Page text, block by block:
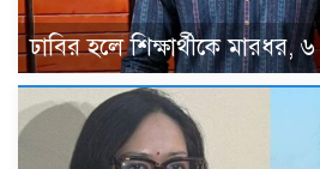
ঢাবির হলে শিক্ষার্থীকে মারধর,